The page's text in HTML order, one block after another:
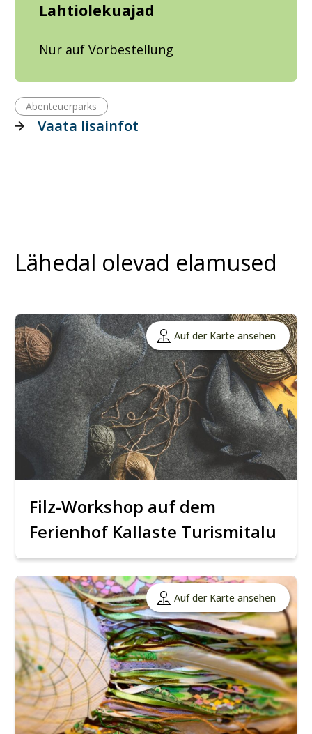
Lahtiolekuajad
Nur auf Vorbestellung
Abenteuerparks
Vaata lisainfot
Lähedal olevad elamused
Auf der Karte ansehen
Filz-Workshop auf dem
Ferienhof Kallaste Turismitalu
Auf der Karte ansehen